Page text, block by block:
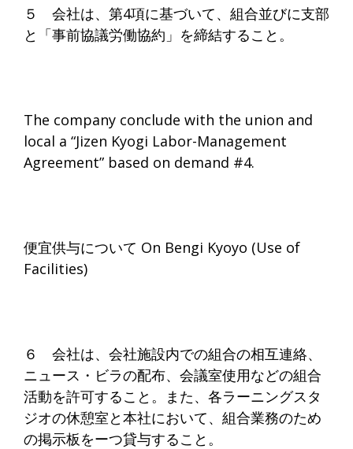
５ 会社は、第4項に基づいて、組合並びに支部
と「事前協議労働協約」を締結すること。
The company conclude with the union and
local a “Jizen Kyogi Labor-Management
Agreement” based on demand #4.
便宜供与について On Bengi Kyoyo (Use of
Facilities)
６ 会社は、会社施設内での組合の相互連絡、
ニュース・ビラの配布、会議室使用などの組合
活動を許可すること。また、各ラーニングスタ
ジオの休憩室と本社において、組合業務のため
の掲示板をーつ貸与すること。